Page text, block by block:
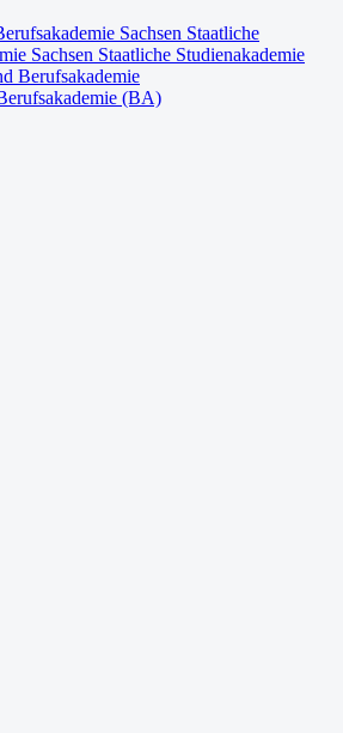
Sachsen Staatliche
Sachsen Staatliche Studienakademie
Berufsakademie
(BA)